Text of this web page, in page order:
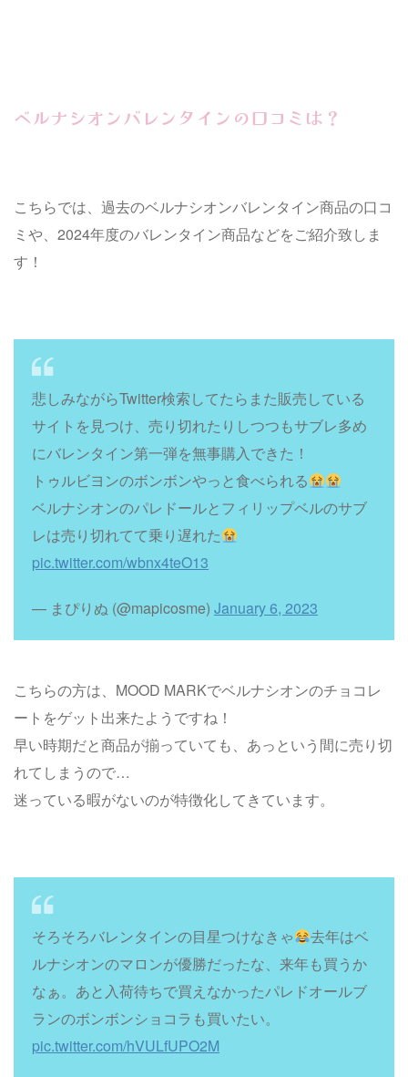
ベルナシオンバレンタインの口コミは？
こちらでは、過去のベルナシオンバレンタイン商品の口コ
ミや、2024年度のバレンタイン商品などをご紹介致しま
す！
悲しみながらTwitter検索してたらまた販売している
サイトを見つけ、売り切れたりしつつもサブレ多め
にバレンタイン第一弾を無事購入できた！
トゥルビヨンのボンボンやっと食べられる
ベルナシオンのパレドールとフィリップベルのサブ
レは売り切れてて乗り遅れた
pic.twitter.com/wbnx4teO13
— まぴりぬ (@mapicosme) January 6, 2023
こちらの方は、MOOD MARKでベルナシオンのチョコレ
ートをゲット出来たようですね！
早い時期だと商品が揃っていても、あっという間に売り切
れてしまうので…
迷っている暇がないのが特徴化してきています。
そろそろバレンタインの目星つけなきゃ
去年はベ
ルナシオンのマロンが優勝だったな、来年も買うか
なぁ。あと入荷待ちで買えなかったパレドオールブ
ランのボンボンショコラも買いたい。
pic.twitter.com/hVULfUPO2M